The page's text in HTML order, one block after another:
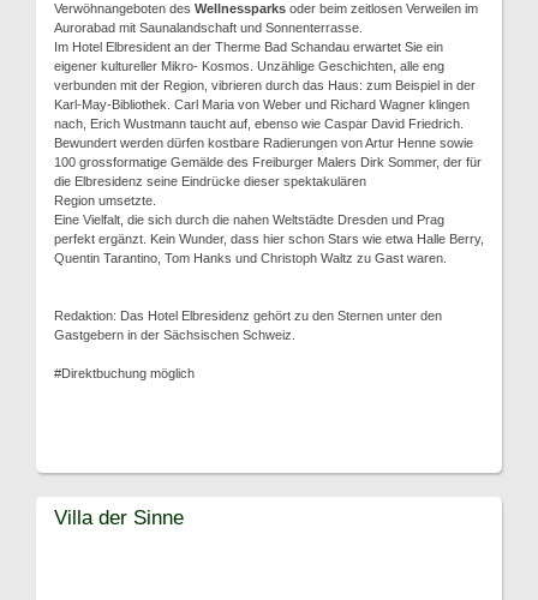
Verwöhnangeboten des Wellnessparks oder beim zeitlosen Verweilen im
Aurorabad mit Saunalandschaft und Sonnenterrasse.
Im Hotel Elbresident an der Therme Bad Schandau erwartet Sie ein
eigener kultureller Mikro- Kosmos. Unzählige Geschichten, alle eng
verbunden mit der Region, vibrieren durch das Haus: zum Beispiel in der
Karl-May-Bibliothek. Carl Maria von Weber und Richard Wagner klingen
nach, Erich Wustmann taucht auf, ebenso wie Caspar David Friedrich.
Bewundert werden dürfen kostbare Radierungen von Artur Henne sowie
100 grossformatige Gemälde des Freiburger Malers Dirk Sommer, der für
die Elbresidenz seine Eindrücke dieser spektakulären
Region umsetzte.
Eine Vielfalt, die sich durch die nahen Weltstädte Dresden und Prag
perfekt ergänzt. Kein Wunder, dass hier schon Stars wie etwa Halle Berry,
Quentin Tarantino, Tom Hanks und Christoph Waltz zu Gast waren.
Redaktion: Das Hotel Elbresidenz gehört zu den Sternen unter den
Gastgebern in der Sächsischen Schweiz.
#Direktbuchung möglich
Villa der Sinne